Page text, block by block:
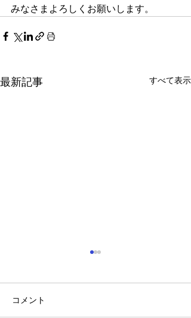
みなさまよろしくお願いします。
最新記事 すべて表示
コメント